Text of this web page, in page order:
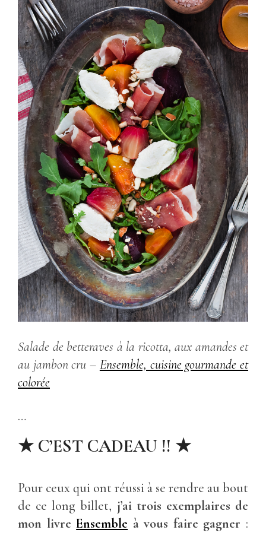
Salade de betteraves à la ricotta, aux amandes et
au jambon cru– Ensemble, cuisine gourmande et
colorée
…
★ C’EST CADEAU !! ★
Pour ceux qui ont réussi à se rendre au bout
de ce long billet, j’ai trois exemplaires de
mon livre Ensemble à vous faire gagner :